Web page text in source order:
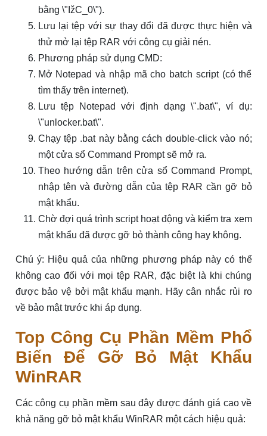
bằng \"IžC_0\").
Lưu lại tệp với sự thay đổi đã được thực hiện và
thử mở lại tệp RAR với công cụ giải nén.
Phương pháp sử dụng CMD:
Mở Notepad và nhập mã cho batch script (có thể
tìm thấy trên internet).
Lưu tệp Notepad với định dạng \".bat\", ví dụ:
\"unlocker.bat\".
Chạy tệp .bat này bằng cách double-click vào nó;
một cửa sổ Command Prompt sẽ mở ra.
Theo hướng dẫn trên cửa sổ Command Prompt,
nhập tên và đường dẫn của tệp RAR cần gỡ bỏ
mật khẩu.
Chờ đợi quá trình script hoạt động và kiểm tra xem
mật khẩu đã được gỡ bỏ thành công hay không.
Chú ý: Hiệu quả của những phương pháp này có thể
không cao đối với mọi tệp RAR, đặc biệt là khi chúng
được bảo vệ bởi mật khẩu mạnh. Hãy cân nhắc rủi ro
về bảo mật trước khi áp dụng.
Top Công Cụ Phần Mềm Phổ
Biến Để Gỡ Bỏ Mật Khẩu
WinRAR
Các công cụ phần mềm sau đây được đánh giá cao về
khả năng gỡ bỏ mật khẩu WinRAR một cách hiệu quả: